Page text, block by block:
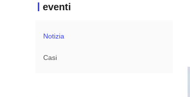
eventi
Notizia
Casi